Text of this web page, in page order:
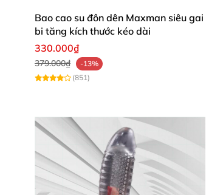
Bao cao su đôn dên Maxman siêu gai
bi tăng kích thước kéo dài
330.000₫
379.000₫
-13%
(851)